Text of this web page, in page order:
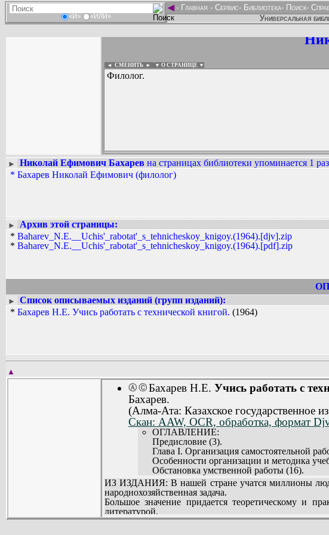
«И» «ИЛИ»
◄- Главная - Сервис- Библиотека- Поиск-
Универсальная
◄ СМЕНИТЬ ► ▼ О СТРАНИЦЕ ▼
Филолог.
Вадим Ершов...
AAW, bolega, Dmitry7...
► Николай Ефимович Бахарев на страницах библиотеки упоминается 1 раз
* Бахарев Николай Ефимович (филолог)
►
Архив этой страницы:
* Baharev_N.E.__Uchis'_rabotat'_s_tehnicheskoy_knigoy.(1964).[djv].zip
* Baharev_N.E.__Uchis'_rabotat'_s_tehnicheskoy_knigoy.(1964).[pdf].zip
►
Список описываемых изданий (групп изданий):
* Бахарев Н.Е. Учись работать с технической книгой. (1964)
▲
Ⓐ Ⓒ Бахарев Н.Е. Учись работать с
Бахарев.
(Алма-Ата: Казахское государственное
Скан: AAW, OCR, обработка, формат
ОГЛАВЛЕНИЕ:
Предисловие (3).
Глава I. Организация самостоятельной
Особенности организации и методика
Обстановка умственной работы (16).
Гигиена умственного труда (17).
Организация умственного труда во
Глава II. Методика и культура
Как выбрать нужную книгу (21).
Как не надо читать книгу (24).
ИЗ ИЗДАНИЯ: В нашей стране учатся миллионы
народнохозяйственная задача.
Большое значение придается теоретическому и
литературой.
Данная брошюра освещает вопросы организации,